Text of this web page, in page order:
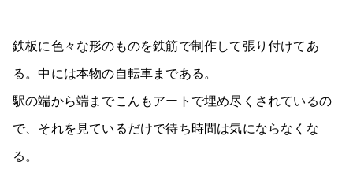
鉄板に色々な形のものを鉄筋で制作して張り付けてあ
る。中には本物の自転車まである。
駅の端から端までこんもアートで埋め尽くされているの
で、それを見ているだけで待ち時間は気にならなくな
る。